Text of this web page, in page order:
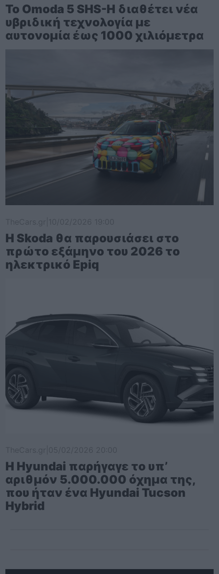
Το Omoda 5 SHS-H διαθέτει νέα
υβριδική τεχνολογία με
αυτονομία έως 1000 χιλιόμετρα
Η Skoda θα παρουσιάσει στο
πρώτο εξάμηνο του 2026 το
ηλεκτρικό Epiq
Η Hyundai παρήγαγε το υπ’
αριθμόν 5.000.000 όχημα της,
που ήταν ένα Hyundai Tucson
Hybrid